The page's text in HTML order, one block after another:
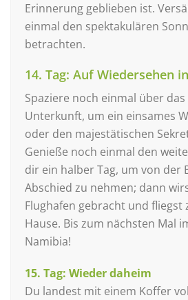
Erinnerung geblieben ist.
einmal den spektakulären
betrachten.
14. Tag: Auf Wiedersehen
Spaziere noch einmal über
Unterkunft, um ein einsames
oder den majestätischen
Genieße noch einmal den
dir ein halber Tag, um von der
Abschied zu nehmen; dann
Flughafen gebracht und fliegst
Hause. Bis zum nächsten Mal
Namibia!
15. Tag: Wieder daheim
Du landest mit einem Koffer